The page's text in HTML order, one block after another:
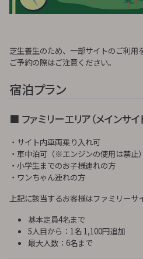
芝生養生のため、一部サイトのご利用
ご予約の際はご注意ください。
宿泊プラン
■ ファミリーエリア（メインサイ
・サイト内車両乗り入れ可
・車中泊可（※エンジンの使用は禁止）
・小学生までのお子様連れの方
・ワンちゃん連れの方
上記に該当するお客様はファミリーサ
基本定員4名まで
5人目から：1名 1,100円追加
最大人数：6名まで